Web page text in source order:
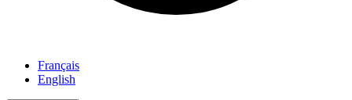
Français
English